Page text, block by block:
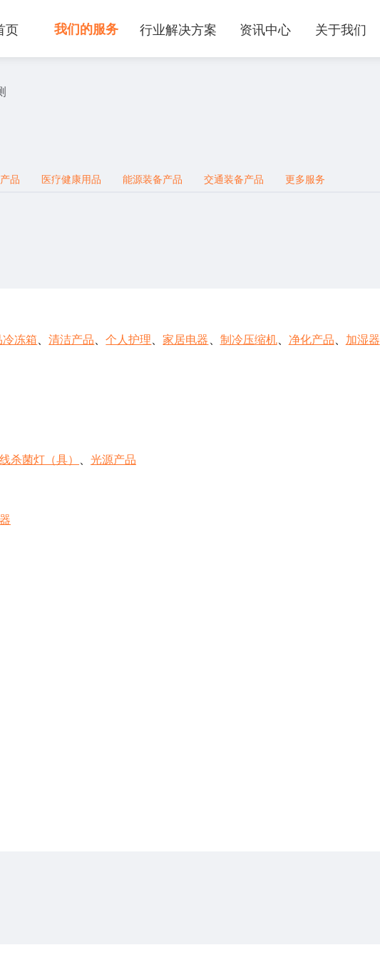
页 我们的服务 行业解决方案 资讯中心 关于我们
品 医疗健康用品 能源装备产品 交通装备产品 更多服务
冻箱 、清洁产品 、个人护理 、家居电器 制冷压缩机、 净化产品 加湿器
杀菌灯（具） 光源产品